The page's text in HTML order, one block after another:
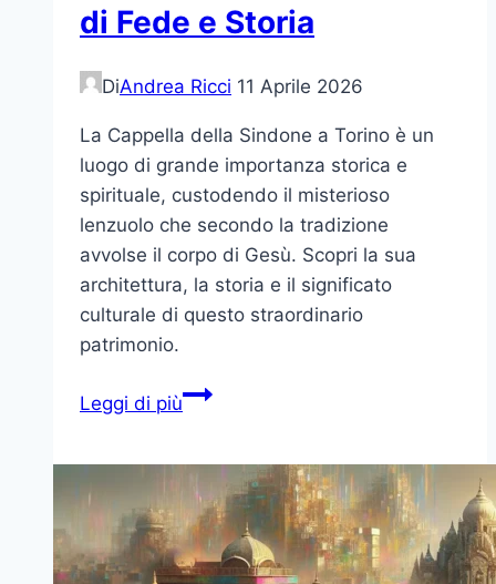
di Fede e Storia
DiAndrea Ricci 11 Aprile 2026
La Cappella della Sindone a Torino è un
luogo di grande importanza storica e
spirituale, custodendo il misterioso
lenzuolo che secondo la tradizione
avvolse il corpo di Gesù. Scopri la sua
architettura, la storia e il significato
culturale di questo straordinario
patrimonio.
Leggi di piùLa
Sindone:
Un
Patrimonio
di